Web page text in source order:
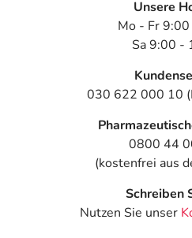
Unsere
Mo - Fr
Sa 9:00 -
030 622 000 10
0800 44
(kostenfrei aus
Schreiben
Nutzen Sie unser